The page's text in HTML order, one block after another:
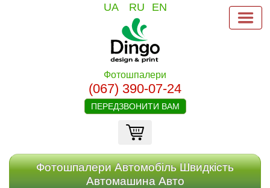
UA RU EN
Фотошпалери
(067) 390-07-24
ПЕРЕДЗВОНИТИ ВАМ
Фотошпалери Автомобіль Швидкість
Автомашина Авто